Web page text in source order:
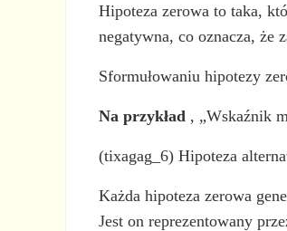
Hipoteza zerowa to taka,
negatywna, co oznacza, że
Sformułowaniu hipotezy
Na przykład , „Wskaźnik
(tixagag_6) Hipoteza
Każda hipoteza zerowa
Jest on reprezentowany